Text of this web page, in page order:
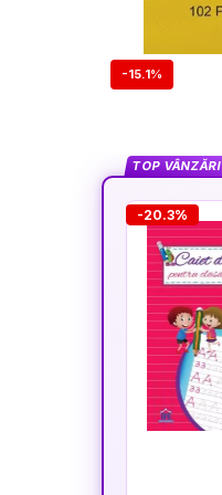
-15.1%
TOP VÂNZĂRI
-20.3%